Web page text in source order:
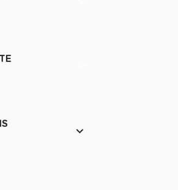
keyboard_arrow_down